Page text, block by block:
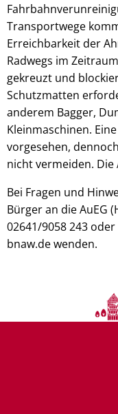
Transportwege
Erreichbarkeit der
Radwegs im
gekreuzt und
Schutzmatten
anderem Bagger,
Kleinmaschinen.
vorgesehen,
nicht vermeiden.
Bei Fragen und
Bürger an die AuEG
02641/9058 243
bnaw.de wenden.